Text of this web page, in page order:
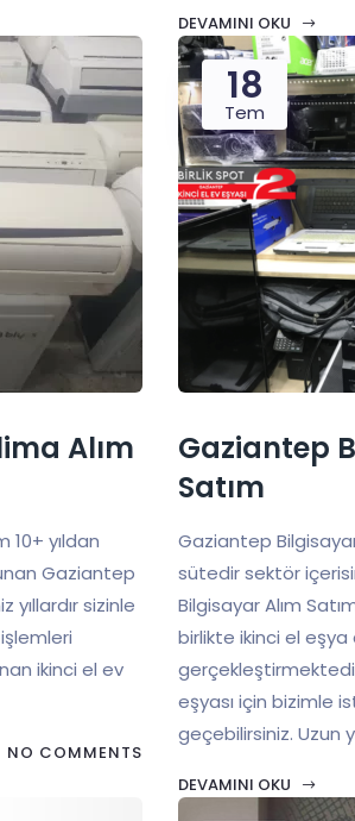
DEVAMINI OKU
Alım
10+ yıldan
Gaziantep
yıllardır sizinle
ikinci el ev
NO COMMENTS
18
Tem
Gaziantep
Satım
Gaziantep
sütedir sektör
Bilgisayar Alım
birlikte ikinci el eşya
eşyası için bizimle
geçebilirsiniz. Uzun
DEVAMINI OKU